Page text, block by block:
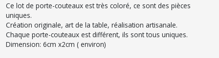
Ce lot de porte-couteaux est très coloré, ce sont des pièces
uniques.
Création originale, art de la table, réalisation artisanale.
Chaque porte-couteaux est différent, ils sont tous uniques.
Dimension: 6cm x2cm ( environ)